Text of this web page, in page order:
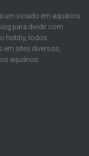
um viciado em aquários
para dividir com
hobby, todos
sites diversos,
aquários.